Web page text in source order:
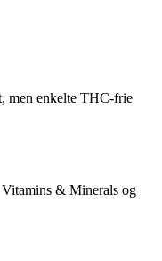
men enkelte THC-frie
& Minerals og